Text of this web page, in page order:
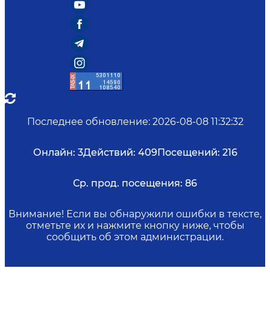
Последнее обновление: 2026-08-08 11:32:32
Онлайн: 3Действий: 409Посещений: 216
Ср. прод. посещения: 86
Внимание! Если вы обнаружили ошибки в тексте,
отметьте их и нажмите кнопку ниже, чтобы
сообщить об этом администрации.